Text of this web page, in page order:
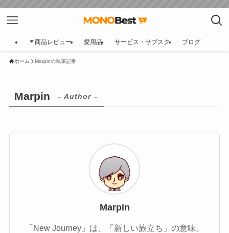
商品レビュー 愛用品 サービス・サブスク ブログ
ホーム Marpinの執筆記事
Marpin – Author –
Marpin
「New Journey」は、「新しい旅立ち」の意味。